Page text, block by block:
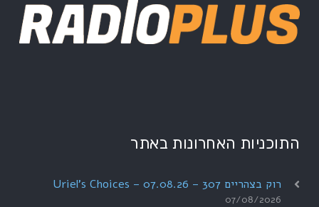
התוכניות האחרונות באתר
רוק בצהריים 307 – 07.08.26 – Uriel's Choices
07/08/2026